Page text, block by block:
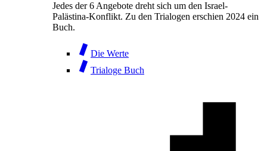
Jedes der 6 Angebote dreht sich um den Israel-
Palästina-Konflikt. Zu den Trialogen erschien 2024 ein
Buch.
Die Werte
Trialoge Buch